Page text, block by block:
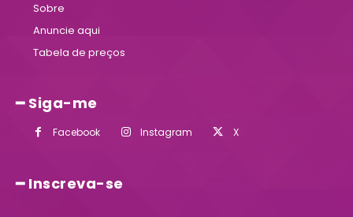
Sobre
Anuncie aqui
Tabela de preços
━ Siga-me
Facebook Instagram X
━ Inscreva-se